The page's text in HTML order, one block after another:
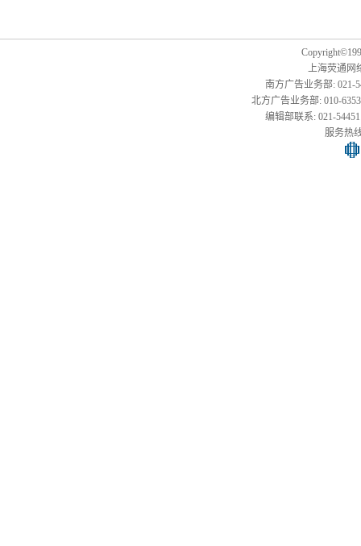
上海荧通网
南方广告业务部: 021-
北方广告业务部: 010-
编辑部联系: 021-
服务热